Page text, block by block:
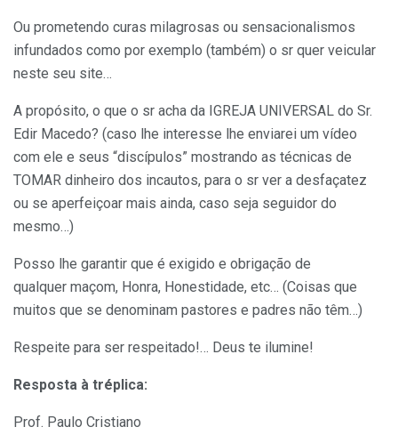
Ou prometendo curas milagrosas ou sensacionalismos
infundados como por exemplo (também) o sr quer veicular
neste seu site…
A propósito, o que o sr acha da IGREJA UNIVERSAL do Sr.
Edir Macedo? (caso lhe interesse lhe enviarei um vídeo
com ele e seus “discípulos” mostrando as técnicas de
TOMAR dinheiro dos incautos, para o sr ver a desfaçatez
ou se aperfeiçoar mais ainda, caso seja seguidor do
mesmo…)
Posso lhe garantir que é exigido e obrigação de
qualquer maçom, Honra, Honestidade, etc… (Coisas que
muitos que se denominam pastores e padres não têm…)
Respeite para ser respeitado!… Deus te ilumine!
Resposta à tréplica:
Prof. Paulo Cristiano